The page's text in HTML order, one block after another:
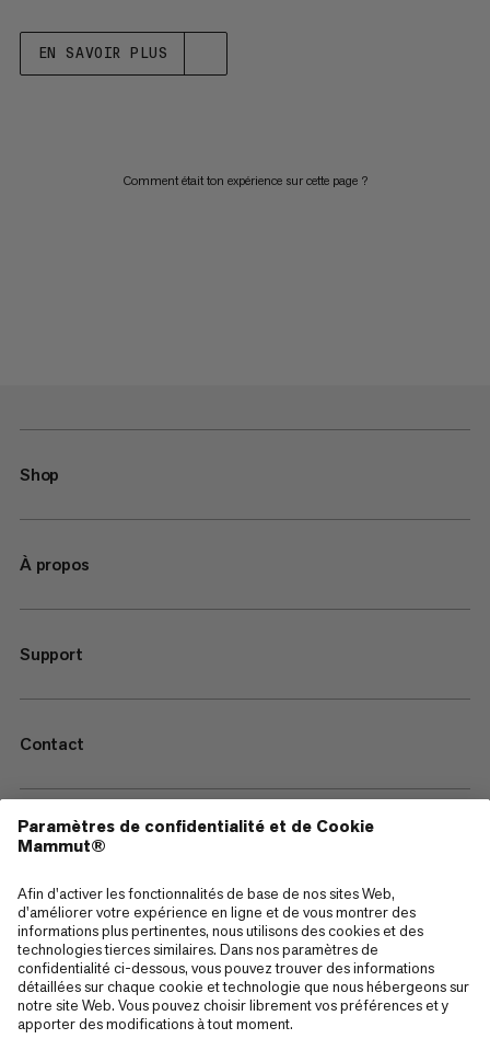
EN SAVOIR PLUS
Comment était ton expérience sur cette page ?
Shop
À propos
Support
Contact
—
Sitemap
Cookies